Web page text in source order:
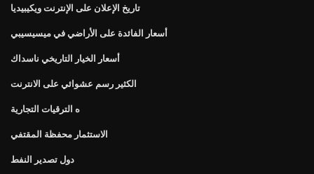
تاريخ الإعلان على الإنترنت ويكيبيديا
أسعار الفائدة على الأراضي في ميسيسيبي
أسعار الخيار التاريخي ناسداك
الكثير رسم عشوائي على الانترنت
ه الترقيات التجارية
الاستثمار محفظة المقتفي
دول تصدير النفط